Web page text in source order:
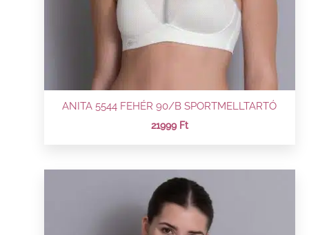
ANITA 5544 FEHÉR 90/B SPORTMELLTARTÓ
21999 Ft